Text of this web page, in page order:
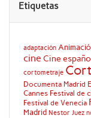
Etiquetas
adaptación
cine Cine
cortometraje
Documenta Madrid
Cannes Festival de
Festival de Venecia
Madrid Nestor Juez